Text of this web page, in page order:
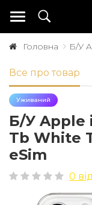
Головна Б/У
Все про товар
Уживаний
Б/У Apple
Tb White
eSim
0